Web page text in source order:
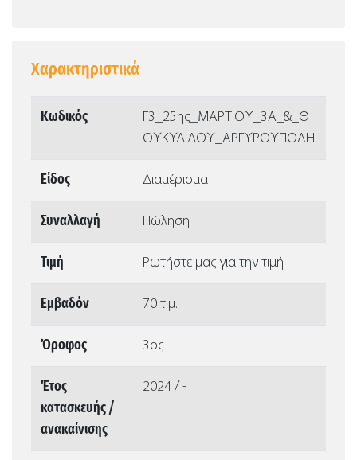
Χαρακτηριστικά
Κωδικός
Γ3_25ης_ΜΑΡΤΙΟΥ_3Α_&_Θ
ΟΥΚΥΔΙΔΟΥ_ΑΡΓΥΡΟΥΠΟΛΗ
Είδος Διαμέρισμα
Συναλλαγή Πώληση
Τιμή Ρωτήστε μας για την τιμή
Εμβαδόν 70 τ.μ.
Όροφος 3ος
Έτος
κατασκευής /
ανακαίνισης
2024 / -